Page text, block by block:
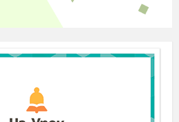
ґрунту через кореневу
називають вуглекислий